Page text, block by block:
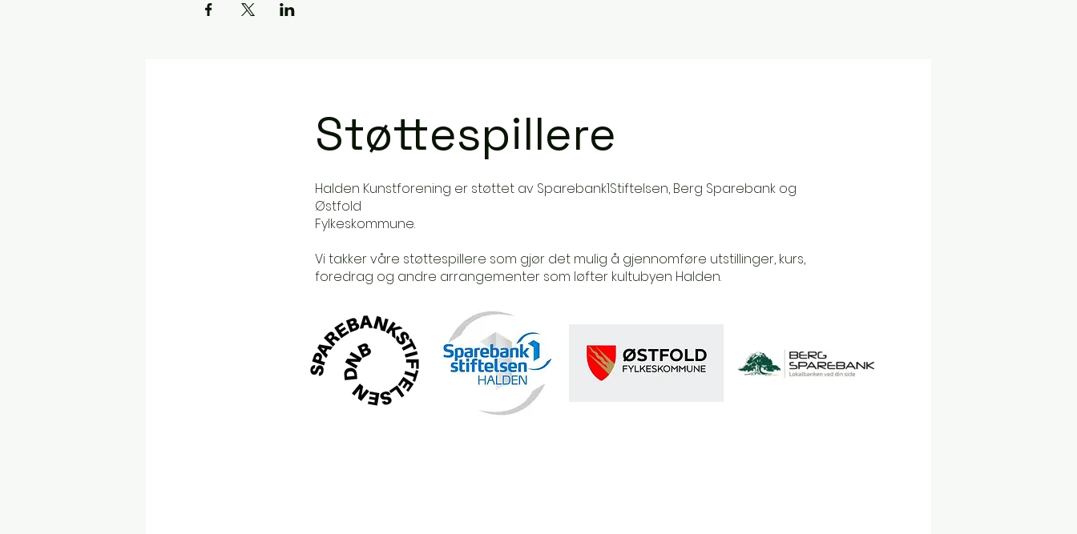
Støttespillere
Halden Kunstforening er støttet av Sparebank1Stiftelsen, Berg Sparebank og
Østfold
Fylkeskommune.
Vi takker våre støttespillere som gjør det mulig å gjennomføre utstillinger, kurs,
foredrag og andre arrangementer som løfter kultubyen Halden.